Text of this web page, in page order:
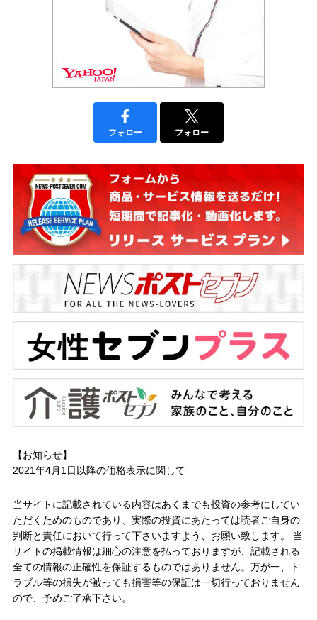
フォロー フォロー
【お知らせ】
2021年4月1日以降の価格表示に関して
当サイトに記載されている内容はあくまでも投資の参考にしてい
ただくためのものであり、実際の投資にあたっては読者ご自身の
判断と責任において行って下さいますよう、お願い致します。 当
サイトの掲載情報は細心の注意を払っておりますが、記載される
全ての情報の正確性を保証するものではありません。万が一、ト
ラブル等の損失が被っても損害等の保証は一切行っておりません
ので、予めご了承下さい。